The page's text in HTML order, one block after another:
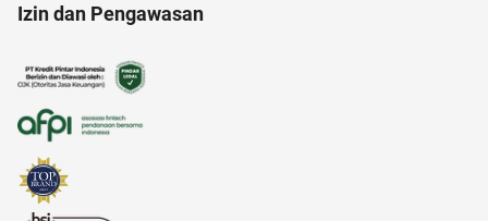
alamat di tokopedia
Izin dan Pengawasan